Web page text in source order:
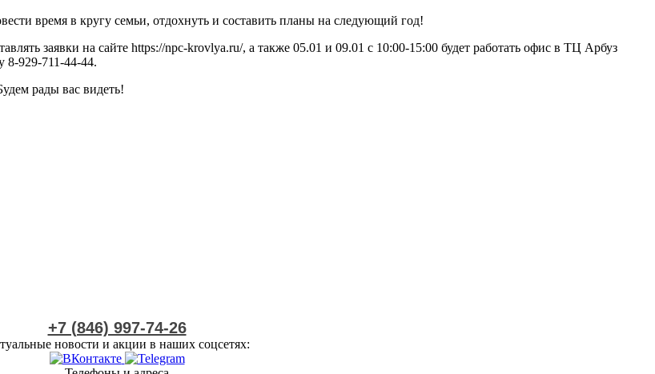
время в кругу семьи, отдохнуть и составить планы на следующий год!
заявки на сайте https://npc-krovlya.ru/, а также 05.01 и 09.01 с 10:00-15:00 будет работать офис в ТЦ Арбуз
8-929-711-44-44.
рады вас видеть!
+7 (846) 997-74-26
новости и акции в наших соцсетях: